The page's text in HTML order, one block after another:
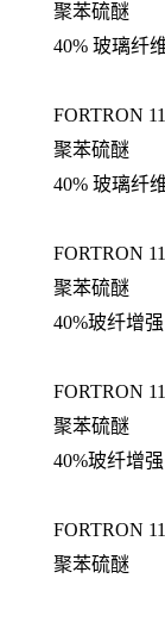
聚苯硫醚
40% 玻璃纤
FORTRON
聚苯硫醚
40% 玻璃纤
FORTRON
聚苯硫醚
40%玻纤增
FORTRON
聚苯硫醚
40%玻纤增
FORTRON
聚苯硫醚